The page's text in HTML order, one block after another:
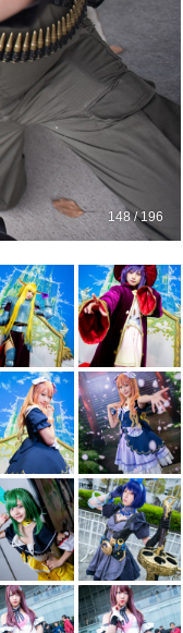
148 / 196